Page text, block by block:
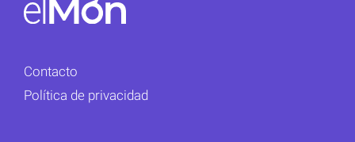
Contacto
Política de privacidad